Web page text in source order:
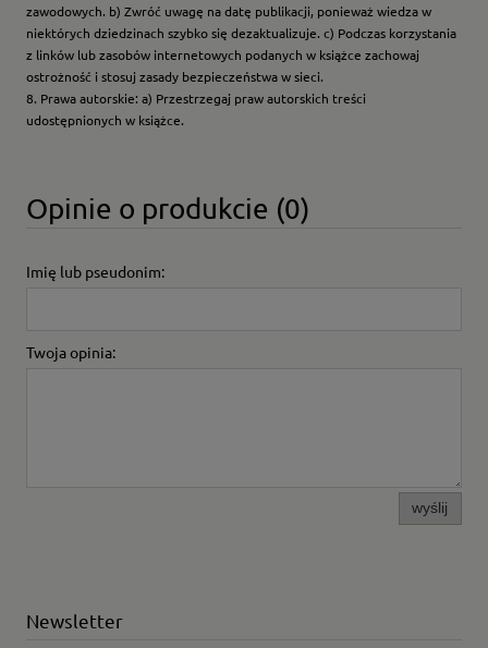
zawodowych. b) Zwróć uwagę na datę publikacji, ponieważ wiedza w
niektórych dziedzinach szybko się dezaktualizuje. c) Podczas korzystania
z linków lub zasobów internetowych podanych w książce zachowaj
ostrożność i stosuj zasady bezpieczeństwa w sieci.
8. Prawa autorskie: a) Przestrzegaj praw autorskich treści
udostępnionych w książce.
Opinie o produkcie (0)
Imię lub pseudonim:
Twoja opinia:
wyślij
Newsletter